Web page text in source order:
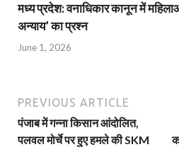
मध्य प्रदेश: वनाधिकार कानून में
अन्याय’ का प्रश्न
June 1, 2026
PREVIOUS ARTICLE
पंजाब में गन्ना किसान आंदोलित,
पलवल मोर्चे पर हुए हमले की SKM